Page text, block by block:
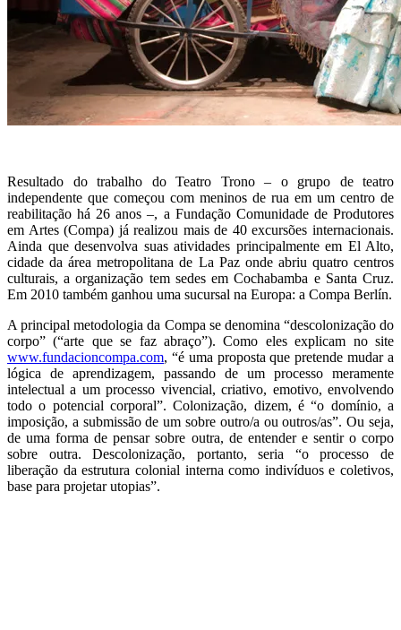
Resultado do trabalho do Teatro Trono – o grupo de teatro
independente que começou com meninos de rua em um centro de
reabilitação há 26 anos –, a Fundação Comunidade de Produtores
em Artes (Compa) já realizou mais de 40 excursões internacionais.
Ainda que desenvolva suas atividades principalmente em El Alto,
cidade da área metropolitana de La Paz onde abriu quatro centros
culturais, a organização tem sedes em Cochabamba e Santa Cruz.
Em 2010 também ganhou uma sucursal na Europa: a Compa Berlín.
A principal metodologia da Compa se denomina “descolonização do
corpo” (“arte que se faz abraço”). Como eles explicam no site
www.fundacioncompa.com, “é uma proposta que pretende mudar a
lógica de aprendizagem, passando de um processo meramente
intelectual a um processo vivencial, criativo, emotivo, envolvendo
todo o potencial corporal”. Colonização, dizem, é “o domínio, a
imposição, a submissão de um sobre outro/a ou outros/as”. Ou seja,
de uma forma de pensar sobre outra, de entender e sentir o corpo
sobre outra. Descolonização, portanto, seria “o processo de
liberação da estrutura colonial interna como indivíduos e coletivos,
base para projetar utopias”.